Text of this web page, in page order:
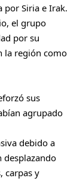
por Siria e Irak.
el grupo
por su
la región como
sus
agrupado
debido a
desplazando
carpas y